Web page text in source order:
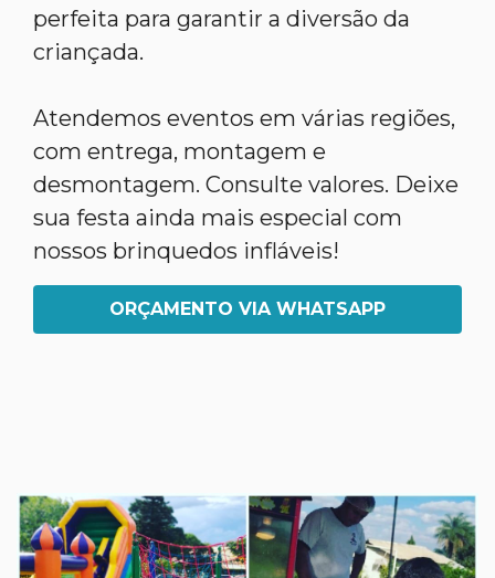
perfeita para garantir a diversão da
criançada.
Atendemos eventos em várias regiões,
com entrega, montagem e
desmontagem. Consulte valores. Deixe
sua festa ainda mais especial com
nossos brinquedos infláveis!
ORÇAMENTO VIA WHATSAPP